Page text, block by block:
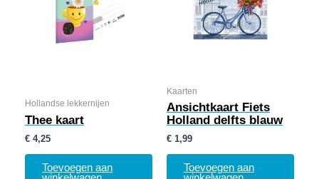
Hollandse lekkernijen
Thee kaart
€ 4,25
Toevoegen aan
Kaarten
Ansichtkaart Fiets
Holland delfts blauw
€ 1,99
Toevoegen aan